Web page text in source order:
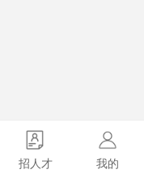
招人才 我的